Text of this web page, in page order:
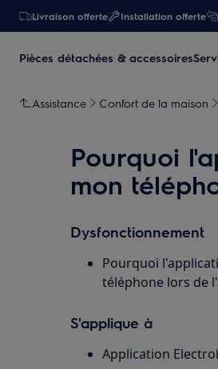
Livraison offerte Installation offerte
Pièces détachées & accessoires
Assistance Confort de la maison
Pourquoi
mon
Dysfonctionnement
Pourquoi
téléphone lors de
S'applique à
Application